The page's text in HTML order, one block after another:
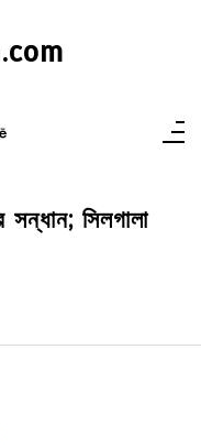
সিলগালা